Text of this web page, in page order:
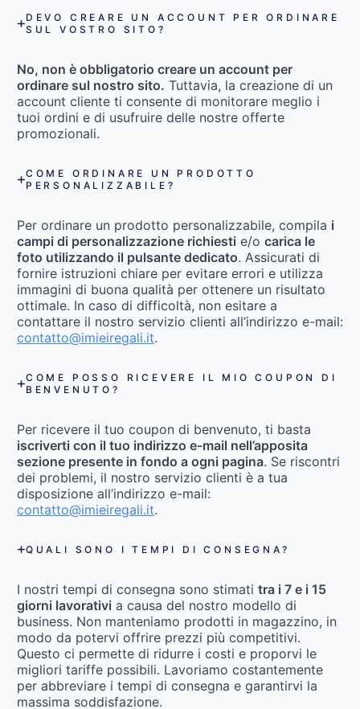
DEVO CREARE UN ACCOUNT PER ORDINARE
SUL VOSTRO SITO?
No, non è obbligatorio creare un account per
ordinare sul nostro sito. Tuttavia, la creazione di un
account cliente ti consente di monitorare meglio i
tuoi ordini e di usufruire delle nostre offerte
promozionali.
COME ORDINARE UN PRODOTTO
PERSONALIZZABILE?
Per ordinare un prodotto personalizzabile, compila i
campi di personalizzazione richiesti e/o carica le
foto utilizzando il pulsante dedicato. Assicurati di
fornire istruzioni chiare per evitare errori e utilizza
immagini di buona qualità per ottenere un risultato
ottimale. In caso di difficoltà, non esitare a
contattare il nostro servizio clienti all’indirizzo e-mail:
contatto@imieiregali.it.
COME POSSO RICEVERE IL MIO COUPON DI
BENVENUTO?
Per ricevere il tuo coupon di benvenuto, ti basta
iscriverti con il tuo indirizzo e-mail nell’apposita
sezione presente in fondo a ogni pagina. Se riscontri
dei problemi, il nostro servizio clienti è a tua
disposizione all’indirizzo e-mail:
contatto@imieiregali.it.
QUALI SONO I TEMPI DI CONSEGNA?
I nostri tempi di consegna sono stimati tra i 7 e i 15
giorni lavorativi a causa del nostro modello di
business. Non manteniamo prodotti in magazzino, in
modo da potervi offrire prezzi più competitivi.
Questo ci permette di ridurre i costi e proporvi le
migliori tariffe possibili. Lavoriamo costantemente
per abbreviare i tempi di consegna e garantirvi la
massima soddisfazione.